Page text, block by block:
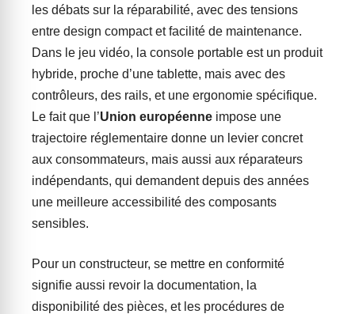
les débats sur la réparabilité, avec des tensions
entre design compact et facilité de maintenance.
Dans le jeu vidéo, la console portable est un produit
hybride, proche d’une tablette, mais avec des
contrôleurs, des rails, et une ergonomie spécifique.
Le fait que l’Union européenne impose une
trajectoire réglementaire donne un levier concret
aux consommateurs, mais aussi aux réparateurs
indépendants, qui demandent depuis des années
une meilleure accessibilité des composants
sensibles.
Pour un constructeur, se mettre en conformité
signifie aussi revoir la documentation, la
disponibilité des pièces, et les procédures de